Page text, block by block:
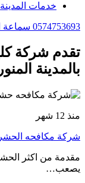
خدمات المدينة
0574753693
تقدم شركة
بالمدينة
منذ 12 شهر
شركة مكافحه
مقدمة من اكثر
يصعب…